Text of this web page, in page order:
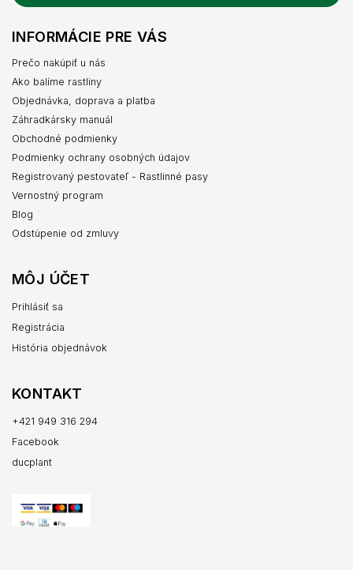
INFORMÁCIE PRE VÁS
Prečo nakúpiť u nás
Ako balíme rastliny
Objednávka, doprava a platba
Záhradkársky manuál
Obchodné podmienky
Podmienky ochrany osobných údajov
Registrovaný pestovateľ - Rastlinné pasy
Vernostný program
Blog
Odstúpenie od zmluvy
MÔJ ÚČET
Prihlásiť sa
Registrácia
História objednávok
KONTAKT
+421 949 316 294
Facebook
ducplant